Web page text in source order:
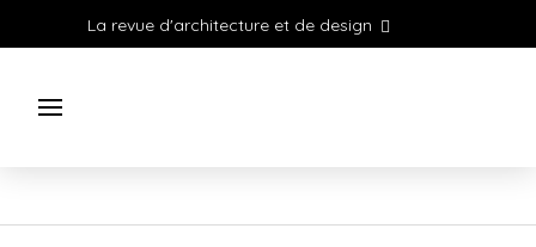
La revue d'architecture et de design